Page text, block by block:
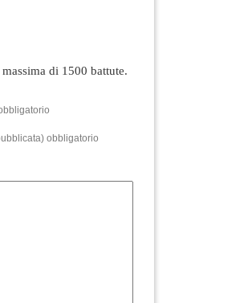
di 1500 battute.
obbligatorio